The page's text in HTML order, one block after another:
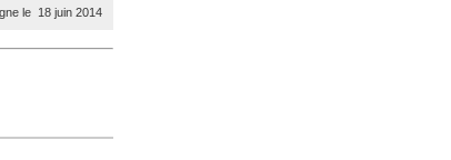
le 18 juin 2014